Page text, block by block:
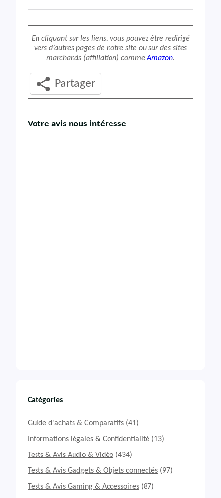
En cliquant sur les liens, vous pouvez être redirigé
vers d’autres pages de notre site ou sur des sites
marchands (affiliation) commeAmazon.
Partager
Votre avis nous intéresse
Catégories
Guide d'achats & Comparatifs (41)
Informations légales & Confidentialité (13)
Tests & Avis Audio & Vidéo (434)
Tests & Avis Gadgets & Objets connectés (97)
Tests & Avis Gaming & Accessoires (87)